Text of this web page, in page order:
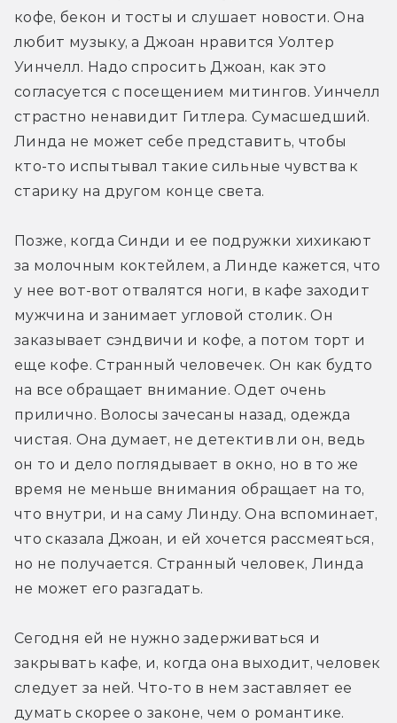
кофе, бекон и тосты и слушает новости. Она
любит музыку, а Джоан нравится Уолтер
Уинчелл. Надо спросить Джоан, как это
согласуется с посещением митингов. Уинчелл
страстно ненавидит Гитлера. Сумасшедший.
Линда не может себе представить, чтобы
кто-то испытывал такие сильные чувства к
старику на другом конце света.
Позже, когда Синди и ее подружки хихикают
за молочным коктейлем, а Линде кажется, что
у нее вот-вот отвалятся ноги, в кафе заходит
мужчина и занимает угловой столик. Он
заказывает сэндвичи и кофе, а потом торт и
еще кофе. Странный человечек. Он как будто
на все обращает внимание. Одет очень
прилично. Волосы зачесаны назад, одежда
чистая. Она думает, не детектив ли он, ведь
он то и дело поглядывает в окно, но в то же
время не меньше внимания обращает на то,
что внутри, и на саму Линду. Она вспоминает,
что сказала Джоан, и ей хочется рассмеяться,
но не получается. Странный человек, Линда
не может его разгадать.
Сегодня ей не нужно задерживаться и
закрывать кафе, и, когда она выходит, человек
следует за ней. Что-то в нем заставляет ее
думать скорее о законе, чем о романтике.